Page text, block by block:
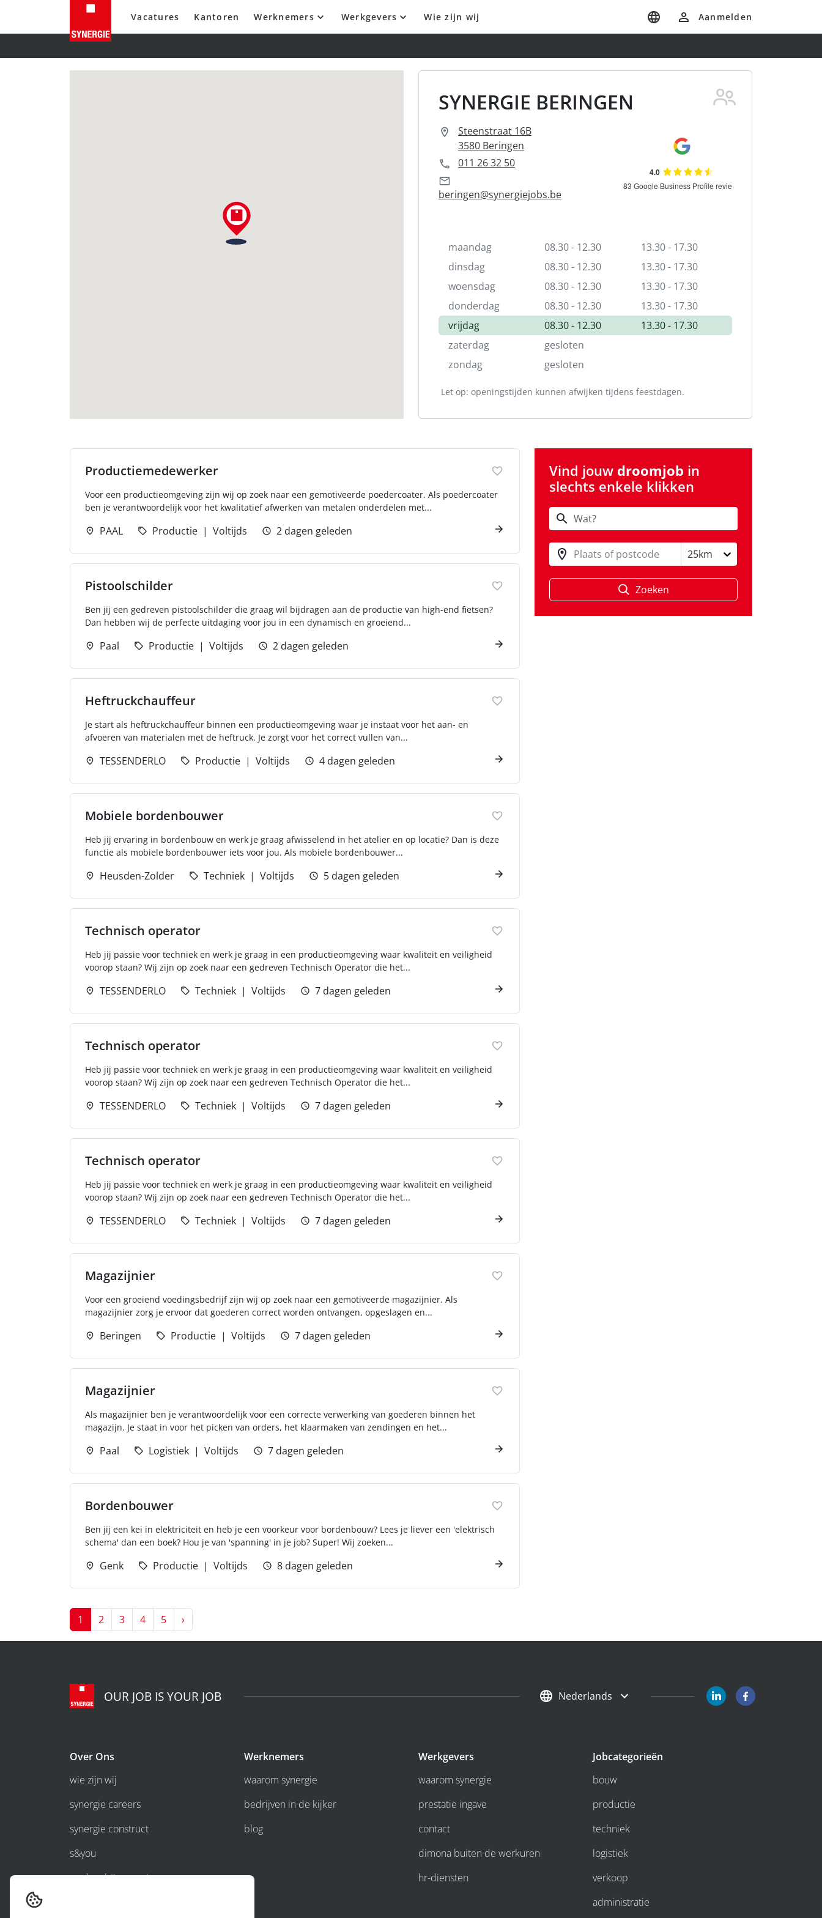
Vacatures Kantoren Werknemers Werkgevers Wie zijn wij Aanmelden
SYNERGIE BERINGEN
Steenstraat 16B
3580 Beringen
011 26 32 50
beringen@synergiejobs.be
maandag 08.30 - 12.30
13.30 - 17.30
dinsdag
08.30 - 12.30
13.30 - 17.30
woensdag
08.30 - 12.30
13.30 - 17.30
donderdag
08.30 - 12.30
13.30 - 17.30
vrijdag
08.30 - 12.30
13.30 - 17.30
zaterdag
gesloten
zondag
gesloten
Let op: openingstijden kunnen afwijken tijdens feestdagen.
Productiemedewerker
Voor een productieomgeving zijn wij op zoek naar een gemotiveerde poedercoater. Als poedercoater
ben je verantwoordelijk voor het kwalitatief afwerken van metalen onderdelen met...
PAAL Productie Voltijds 2 dagen geleden
Pistoolschilder
Ben jij een gedreven pistoolschilder die graag wil bijdragen aan de productie van high-end fietsen?
Dan hebben wij de perfecte uitdaging voor jou in een dynamisch en groeiend...
Paal Productie Voltijds 2 dagen geleden
Heftruckchauffeur
Je start als heftruckchauffeur binnen een productieomgeving waar je instaat voor het aan- en
afvoeren van materialen met de heftruck. Je zorgt voor het correct vullen van...
TESSENDERLO Productie Voltijds 4 dagen geleden
Mobiele bordenbouwer
Heb jij ervaring in bordenbouw en werk je graag afwisselend in het atelier en op locatie? Dan is deze
functie als mobiele bordenbouwer iets voor jou. Als mobiele bordenbouwer...
Heusden-Zolder Techniek Voltijds 5 dagen geleden
Technisch operator
Heb jij passie voor techniek en werk je graag in een productieomgeving waar kwaliteit en veiligheid
voorop staan? Wij zijn op zoek naar een gedreven Technisch Operator die het...
TESSENDERLO Techniek Voltijds 7 dagen geleden
Technisch operator
Heb jij passie voor techniek en werk je graag in een productieomgeving waar kwaliteit en veiligheid
voorop staan? Wij zijn op zoek naar een gedreven Technisch Operator die het...
TESSENDERLO Techniek Voltijds 7 dagen geleden
Technisch operator
Heb jij passie voor techniek en werk je graag in een productieomgeving waar kwaliteit en veiligheid
voorop staan? Wij zijn op zoek naar een gedreven Technisch Operator die het...
TESSENDERLO Techniek Voltijds 7 dagen geleden
Magazijnier
Voor een groeiend voedingsbedrijf zijn wij op zoek naar een gemotiveerde magazijnier. Als
magazijnier zorg je ervoor dat goederen correct worden ontvangen, opgeslagen en...
Beringen Productie Voltijds 7 dagen geleden
Magazijnier
Als magazijnier ben je verantwoordelijk voor een correcte verwerking van goederen binnen het
magazijn. Je staat in voor het picken van orders, het klaarmaken van zendingen en het...
Paal Logistiek Voltijds 7 dagen geleden
Bordenbouwer
Ben jij een kei in elektriciteit en heb je een voorkeur voor bordenbouw? Lees je liever een 'elektrisch
schema' dan een boek? Hou je van 'spanning' in je job? Super! Wij zoeken...
Genk Productie Voltijds 8 dagen geleden
1 2 3 4 5 ›
Vind jouw droomjob in
slechts enkele klikken
Plaats of postcode 25km
Zoeken
OUR JOB IS YOUR JOB Nederlands
Over Ons
wie zijn wij
synergie careers
synergie construct
s&you
werken bij synergie
Werknemers
waarom synergie
bedrijven in de kijker
blog
Werkgevers
waarom synergie
prestatie ingave
contact
dimona buiten de werkuren
hr-diensten
Jobcategorieën
bouw
productie
techniek
logistiek
verkoop
administratie